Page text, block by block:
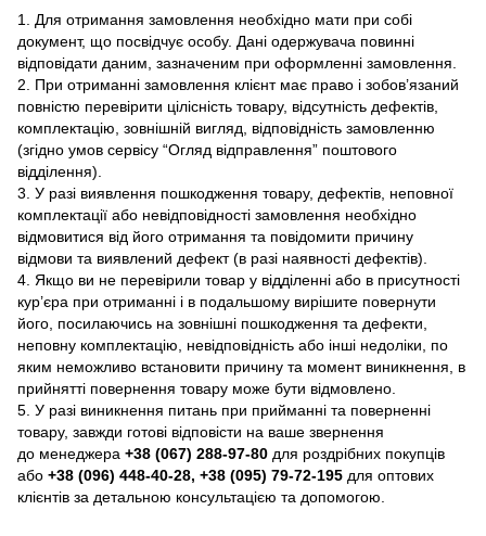
1. Для отримання замовлення необхідно мати при собі
документ, що посвідчує особу. Дані одержувача повинні
відповідати даним, зазначеним при оформленні замовлення.
2. При отриманні замовлення клієнт має право і зобов’язаний
повністю перевірити цілісність товару, відсутність дефектів,
комплектацію, зовнішній вигляд, відповідність замовленню
(згідно умов сервісу “Огляд відправлення” поштового
відділення).
3. У разі виявлення пошкодження товару, дефектів, неповної
комплектації або невідповідності замовлення необхідно
відмовитися від його отримання та повідомити причину
відмови та виявлений дефект (в разі наявності дефектів).
4. Якщо ви не перевірили товар у відділенні або в присутності
кур’єра при отриманні і в подальшому вирішите повернути
його, посилаючись на зовнішні пошкодження та дефекти,
неповну комплектацію, невідповідність або інші недоліки, по
яким неможливо встановити причину та момент виникнення, в
прийнятті повернення товару може бути відмовлено.
5. У разі виникнення питань при прийманні та поверненні
товару, завжди готові відповісти на ваше звернення
до менеджера +38 (067) 288-97-80 для роздрібних покупців
або +38 (096) 448-40-28, +38 (095) 79-72-195 для оптових
клієнтів за детальною консультацією та допомогою.